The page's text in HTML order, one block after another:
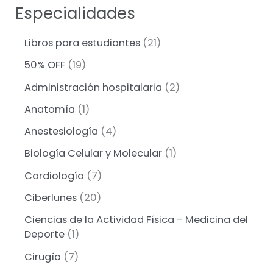
Especialidades
Libros para estudiantes 212
r
t
50% OFF 191
p
r
d
u
t
o
Administración hospitalaria 22
u
s
Anatomía 11
p
r
o
d
u
c
o
Anestesiología 44
r
c
Biología Celular y Molecular 11
u
Cardiología 77
p
r
o
Ciberlunes 202
p
Ciencias de la Actividad Física - Medicina del
Deporte 11
p
r
Cirugía 77